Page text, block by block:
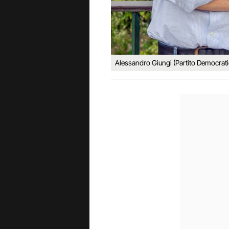
Alessandro Giungi (Partito